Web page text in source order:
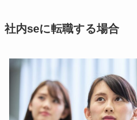
社内seに転職する場合